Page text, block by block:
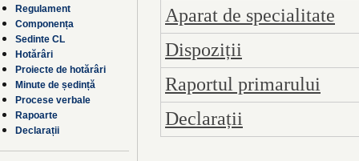
Regulament
Componența
Sedinte CL
Hotărâri
Proiecte de hotărâri
Minute de ședință
Procese verbale
Rapoarte
Declarații
Aparat de specialitate
Dispoziții
Raportul primarului
Declarații